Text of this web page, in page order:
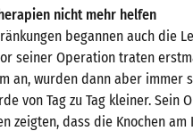
nicht mehr helfen
begannen auch die
seiner Operation traten
an, wurden dann aber immer
von Tag zu Tag kleiner.
zeigten, dass die Knochen